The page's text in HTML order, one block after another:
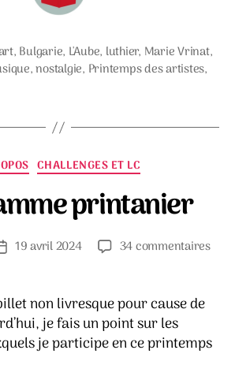
, Bulgarie, L'Aube, luthier, Marie Vrinat,
,nostalgie, Printemps des artistes,
Catégories
CHALLENGES ET LC
printanier
Date19 avril 2024 34 commentairessur
non livresque pour cause de
je fais un point sur les
je participe en ce printemps